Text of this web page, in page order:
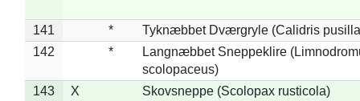
141 *
Tyknæbbet Dværgryle (Calidris
142
*
Langnæbbet Sneppeklire
scolopaceus)
143
X Skovsneppe (Scolopax rusticola)